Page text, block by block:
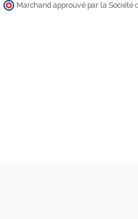
Marchand approuvé par la Société